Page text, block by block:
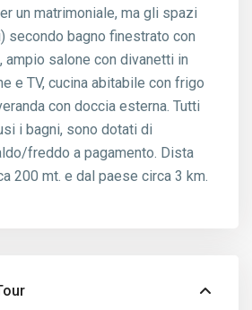
un matrimoniale, ma gli spazi
secondo bagno finestrato con
ampio salone con divanetti in
e TV, cucina abitabile con frigo
con doccia esterna. Tutti
i bagni, sono dotati di
freddo a pagamento. Dista
200 mt. e dal paese circa 3 km.